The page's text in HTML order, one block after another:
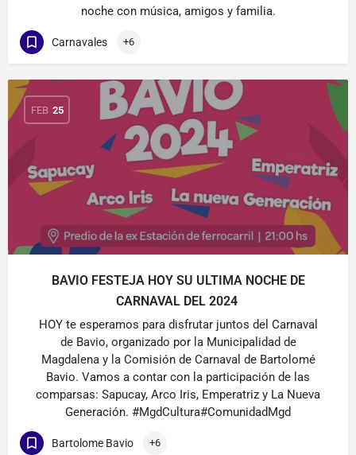
noche con música, amigos y familia.
Carnavales +6
FEB 25
BAVIO FESTEJA HOY SU ULTIMA NOCHE DE
CARNAVAL DEL 2024
HOY te esperamos para disfrutar juntos del Carnaval
de Bavio, organizado por la Municipalidad de
Magdalena y la Comisión de Carnaval de Bartolomé
Bavio. Vamos a contar con la participación de las
comparsas: Sapucay, Arco Iris, Emperatriz y La Nueva
Generación. #MgdCultura#ComunidadMgd
Bartolome Bavio +6